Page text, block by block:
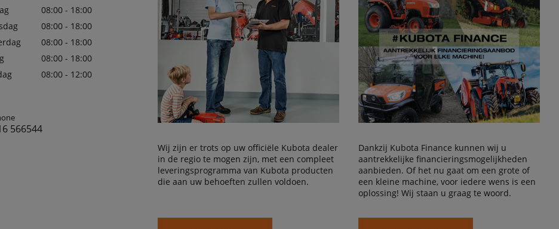
08:00 - 18:00
08:00 - 18:00
08:00 - 18:00
08:00 - 18:00
08:00 - 12:00
566544
Wij zijn er trots op uw officiële Kubota dealer
in de regio te mogen zijn, met een compleet
leveringsprogramma van Kubota producten
die aan uw behoeften zullen voldoen.
Dankzij Kubota Finance kunnen wij u
aantrekkelijke financieringsmogelijkheden
aanbieden. Of het nu gaat om een grote of
een kleine machine, voor iedere wens is een
oplossing! Wij staan u graag te woord.